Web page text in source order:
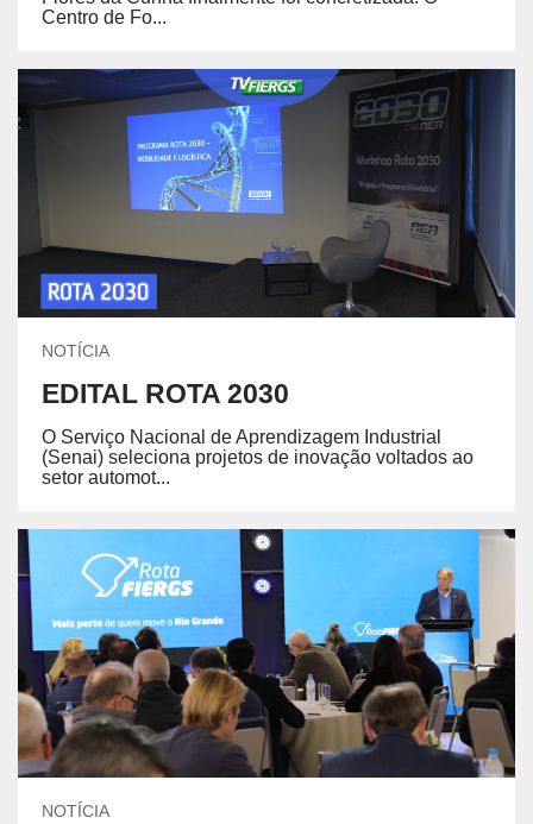
Centro de Fo...
NOTÍCIA
EDITAL ROTA 2030
O Serviço Nacional de Aprendizagem Industrial
(Senai) seleciona projetos de inovação voltados ao
setor automot...
NOTÍCIA